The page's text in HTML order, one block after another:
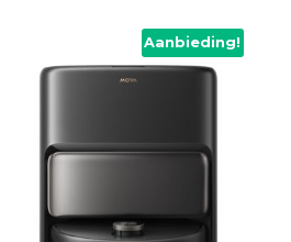
Aanbieding!